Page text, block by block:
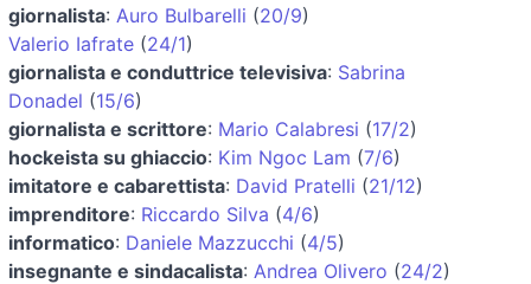
giornalista: Auro Bulbarelli (20/9)
Valerio Iafrate (24/1)
giornalista e conduttrice televisiva: Sabrina
Donadel (15/6)
giornalista e scrittore: Mario Calabresi (17/2)
hockeista su ghiaccio: Kim Ngoc Lam (7/6)
imitatore e cabarettista: David Pratelli (21/12)
imprenditore: Riccardo Silva (4/6)
informatico: Daniele Mazzucchi (4/5)
insegnante e sindacalista: Andrea Olivero (24/2)